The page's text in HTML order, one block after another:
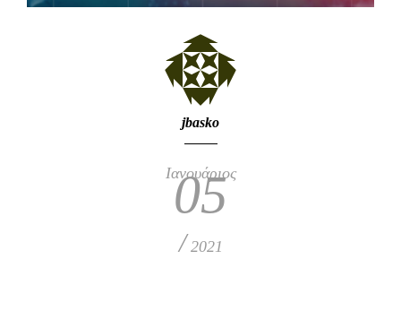
jbasko
Ιανουάριος
05
/2021